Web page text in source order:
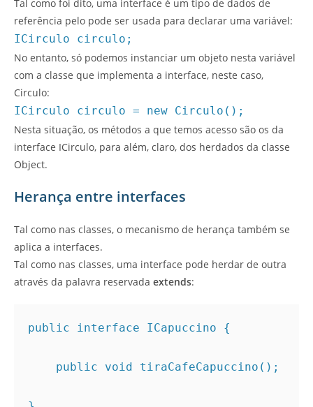
Tal como foi dito, uma interface é um tipo de dados de
referência pelo pode ser usada para declarar uma variável:
ICirculo circulo;
No entanto, só podemos instanciar um objeto nesta variável
com a classe que implementa a interface, neste caso,
Circulo:
ICirculo circulo = new Circulo();
Nesta situação, os métodos a que temos acesso são os da
interface ICirculo, para além, claro, dos herdados da classe
Object.
Herança entre interfaces
Tal como nas classes, o mecanismo de herança também se
aplica a interfaces.
Tal como nas classes, uma interface pode herdar de outra
através da palavra reservada extends:
public interface ICapuccino {